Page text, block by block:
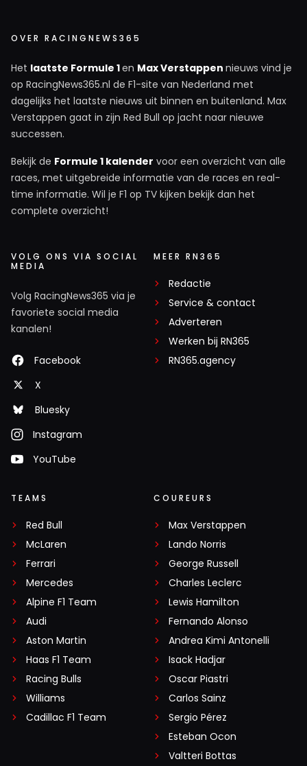
OVER RACINGNEWS365
Het laatste Formule 1en Max Verstappen nieuws vind je
op RacingNews365.nl de F1-site van Nederland met
dagelijks het laatste nieuws uit binnen en buitenland. Max
Verstappen gaat in zijn Red Bull op jacht naar nieuwe
successen.
Bekijk de Formule 1 kalender voor een overzicht van alle
races, met uitgebreide informatie van de races en real-
time informatie. Wil je F1 op TV kijken bekijk dan het
complete overzicht!
VOLG ONS VIA SOCIAL
MEDIA
Volg RacingNews365 via je
favoriete social media
kanalen!
Facebook
X
Bluesky
Instagram
YouTube
MEER RN365
Redactie
Service & contact
Adverteren
Werken bij RN365
RN365.agency
TEAMS
Red Bull
McLaren
Ferrari
Mercedes
Alpine F1 Team
Audi
Aston Martin
Haas F1 Team
Racing Bulls
Williams
Cadillac F1 Team
COUREURS
Max Verstappen
Lando Norris
George Russell
Charles Leclerc
Lewis Hamilton
Fernando Alonso
Andrea Kimi Antonelli
Isack Hadjar
Oscar Piastri
Carlos Sainz
Sergio Pérez
Esteban Ocon
Valtteri Bottas